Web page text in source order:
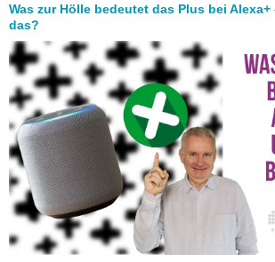
Was zur Hölle bedeutet das Plus bei
das?